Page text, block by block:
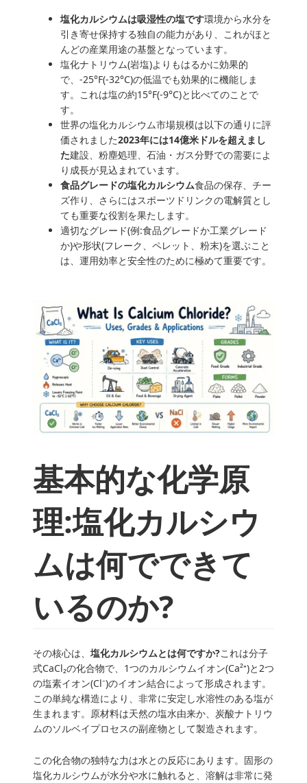
塩化カルシウムは吸湿性の塩です環境から水分を
引き寄せ保持する独自の能力があり、これがほと
んどの産業用途の基盤となっています。
塩化ナトリウム(岩塩)よりもはるかに効果的
で、-25°F(-32°C)の低温でも効果的に機能しま
す。これは塩の約15°F(-9°C)と比べてのことで
す。
世界の塩化カルシウム市場規模は以下の通りに評
価されました2023年には14億米ドルを超えまし
た建設、粉塵処理、石油・ガス分野での需要によ
り成長が見込まれています。
食品グレードの塩化カルシウム食品の保存、チー
ズ作り、さらにはスポーツドリンクの電解質とし
ても重要な役割を果たします。
適切なグレード(例:食品グレードか工業グレード
か)や形状(フレーク、ペレット、粉末)を選ぶこと
は、運用効率と安全性のために極めて重要です。
基本的な化学原
理:塩化カルシウ
ムは何でできて
いるのか?
その核心は、 塩化カルシウムとは何ですか?これは分子
式CaCl₂の化合物で、1つのカルシウムイオン(Ca²⁺)と2つ
の塩素イオン(Cl⁻)のイオン結合によって形成されます。
この単純な構造により、非常に安定し水溶性のある塩が
生まれます。原材料は天然の塩水由来か、炭酸ナトリウ
ムのソルベイプロセスの副産物として製造されます。
この化合物の独特な力は水との反応にあります。固形の
塩化カルシウムが水分や水に触れると、溶解は非常に発